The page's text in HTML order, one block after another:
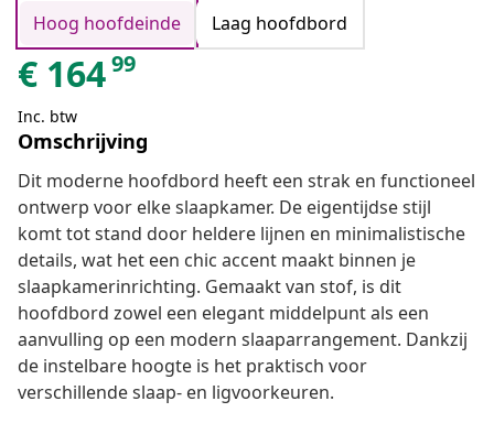
Hoog hoofdeinde
Laag hoofdbord
€ 16499
Inc. btw
Omschrijving
Dit moderne hoofdbord heeft een strak en functioneel
ontwerp voor elke slaapkamer. De eigentijdse stijl
komt tot stand door heldere lijnen en minimalistische
details, wat het een chic accent maakt binnen je
slaapkamerinrichting. Gemaakt van stof, is dit
hoofdbord zowel een elegant middelpunt als een
aanvulling op een modern slaaparrangement. Dankzij
de instelbare hoogte is het praktisch voor
verschillende slaap- en ligvoorkeuren.